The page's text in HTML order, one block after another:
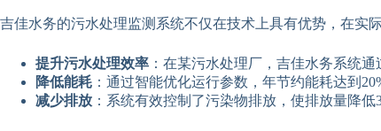
吉佳水务的污水处理监测系统不仅在技术上具有优势，在实
提升污水处理效率 ：在某污水处理厂，吉佳水务系统
降低能耗 ：通过智能优化运行参数，年节约能耗达到
减少排放 ：系统有效控制了污染物排放，使排放量降低